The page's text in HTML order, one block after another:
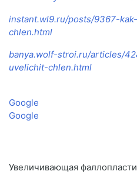
instant.wl9.ru/posts/9367-
chlen.html
banya.wolf-stroi.ru/articles/
uvelichit-chlen.html
Google
Google
Увеличивающая